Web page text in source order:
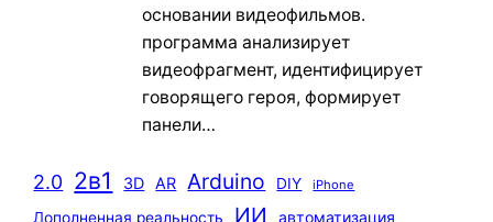
основании видеофильмов.
программа анализирует
видеофрагмент, идентифицирует
говорящего героя, формирует
панели…
2.0 2в1 3D AR Arduino DIY iPhone
Дополненная реальность ИИ автоматизация